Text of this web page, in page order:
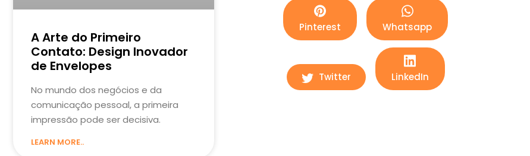
A Arte do Primeiro
Contato: Design Inovador
de Envelopes
No mundo dos negócios e da
comunicação pessoal, a primeira
impressão pode ser decisiva.
LEARN MORE..
Pinterest Whatsapp
Twitter LinkedIn